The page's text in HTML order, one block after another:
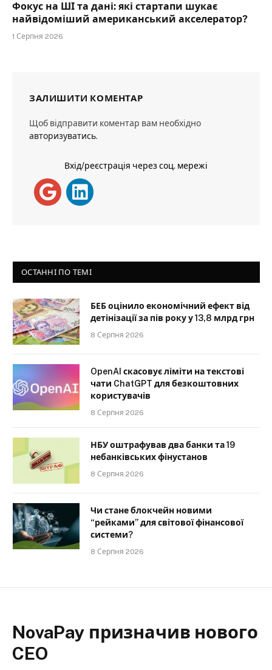
Фокус на ШІ та дані: які стартапи шукає
найвідоміший американський акселератор?
1 Серпня 2026
ЗАЛИШИТИ КОМЕНТАР
Щоб відправити коментар вам необхідно
авторизуватись.
Вхід/реєстрація через соц. мережі
ОСТАННІ ПО ТЕМІ
БЕБ оцінило економічний ефект від
детінізації за пів року у 13,8 млрд грн
8 Серпня 2026
OpenAI скасовує ліміти на текстові
чати ChatGPT для безкоштовних
користувачів
8 Серпня 2026
НБУ оштрафував два банки та 19
небанківських фінустанов
8 Серпня 2026
Чи стане блокчейн новими
“рейками” для світової фінансової
системи?
8 Серпня 2026
NovaPay призначив нового
CEO